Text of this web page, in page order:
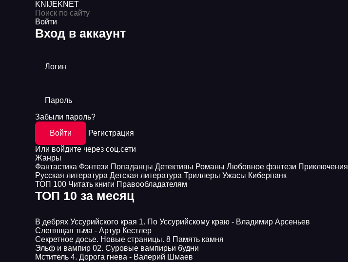
KNIJEKNET
Войти
Вход в аккаунт
Логин
Пароль
Забыли пароль?
Войти
Регистрация
Или войдите через соц.сети
Жанры
Фантастика Фэнтези Попаданцы Детективы Романы Любовное фэнтези Приключения
Русская литература Детская литература Триллеры Ужасы Киберпанк
ТОП 100 Читать книги Правообладателям
ТОП 10 за месяц
В дебрях Уссурийского края 1. По Уссурийскому краю - Владимир Арсеньев
Слепящая тьма - Артур Кестлер
Секретное досье. Новые страницы. 8 Память камня
Эльф и вампир 02. Суровые вампирьи будни
Мститель 4. Дорога гнева - Валерий Шмаев